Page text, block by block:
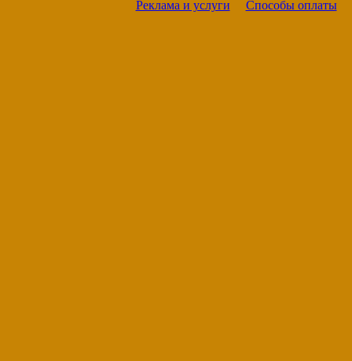
Реклама и услуги Способы оплаты